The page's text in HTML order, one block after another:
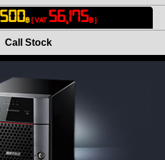
฿[ VAT56,175฿ ]
Call Stock